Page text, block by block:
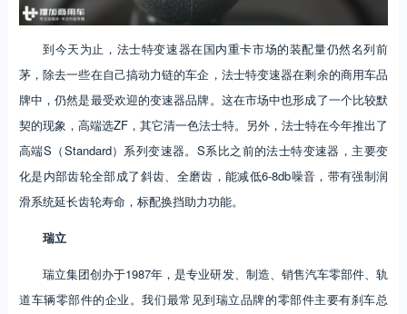
到今天为止，法士特变速器在国内重卡市场的装配量仍然名列前
茅，除去一些在自己搞动力链的车企，法士特变速器在剩余的商用车品
牌中，仍然是最受欢迎的变速器品牌。这在市场中也形成了一个比较默
契的现象，高端选ZF，其它清一色法士特。另外，法士特在今年推出了
高端S（Standard）系列变速器。S系比之前的法士特变速器，主要变
化是内部齿轮全部成了斜齿、全磨齿，能减低6-8db噪音，带有强制润
滑系统延长齿轮寿命，标配换挡助力功能。
瑞立
瑞立集团创办于1987年，是专业研发、制造、销售汽车零部件、轨
道车辆零部件的企业。我们最常见到瑞立品牌的零部件主要有刹车总